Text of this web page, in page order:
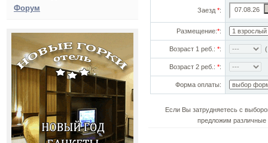
Форум
Заезд *:
Размещение:*:
Возраст 1 реб.: *:
Возраст 2 реб.: *:
Форма оплаты:
Если Вы затрудняетесь с
предложим различные